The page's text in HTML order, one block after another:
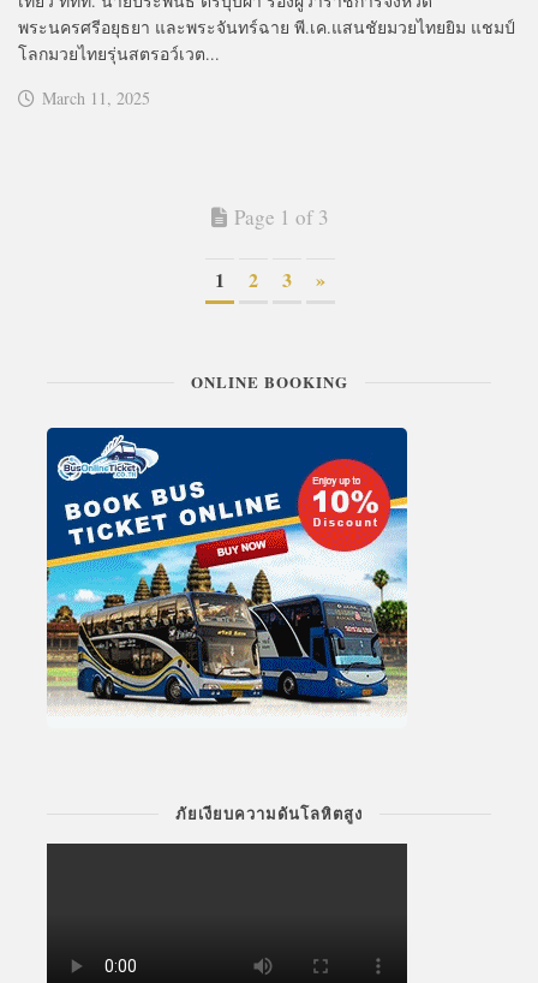
พระนครศรีอยุธยา และพระจันทร์ฉาย พี.เค.แสนชัยมวยไทยยิม แชมป์
โลกมวยไทยรุ่นสตรอว์เวต...
March 11, 2025
Page 1 of 3
1 2 3 »
ONLINE BOOKING
ภัยเงียบความดันโลหิตสูง